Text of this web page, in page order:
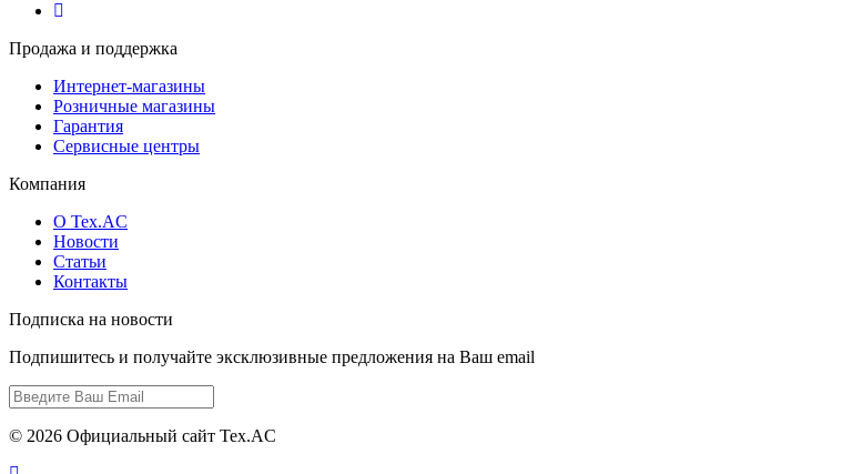
Продажа и поддержка
Интернет-магазины
Розничные магазины
Гарантия
Сервисные центры
Компания
О Tex.AC
Новости
Статьи
Контакты
Подписка на новости
Подпишитесь и получайте эксклюзивные предложения на Ваш email
© 2026 Официальный сайт Tex.AC